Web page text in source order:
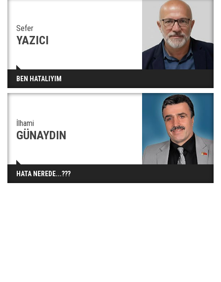
Sefer
YAZICI
BEN HATALIYIM
İlhami
GÜNAYDIN
HATA NEREDE...???